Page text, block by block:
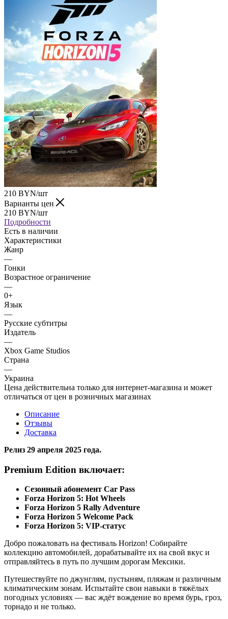
210 BYN/шт
Варианты цен
210 BYN/шт
Подробности
Есть в наличии
Характеристики
Жанр
—
Гонки
Возрастное ограничение
—
0+
Язык
—
Русские субтитры
Издатель
—
Xbox Game Studios
Страна
—
Украина
Цена действительна только для интернет-магазина и может
отличаться от цен в розничных магазинах
Описание
Отзывы
Доставка
Релиз 29 апреля 2025 года.
Premium Edition включает:
Сезонный абонемент Car Pass
Forza Horizon 5: Hot Wheels
Forza Horizon 5 Rally Adventure
Forza Horizon 5 Welcome Pack
Forza Horizon 5: VIP-статус
Добро пожаловать на фестиваль Horizon! Собирайте
коллекцию автомобилей, дорабатывайте их на свой вкус и
отправляйтесь в путь по лучшим дорогам Мексики.
Путешествуйте по джунглям, пустыням, пляжам и различным
климатическим зонам. Испытайте свои навыки в тяжёлых
погодных условиях — вас ждёт вождение во время бурь, гроз,
торнадо и не только.